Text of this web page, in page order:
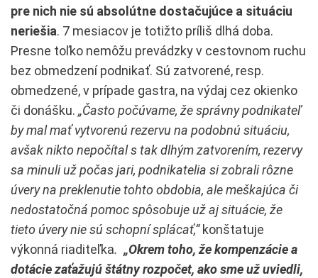
pre nich nie sú absolútne dostačujúce a situáciu
neriešia. 7 mesiacov je totižto príliš dlhá doba.
Presne toľko nemôžu prevádzky v cestovnom ruchu
bez obmedzení podnikať. Sú zatvorené, resp.
obmedzené, v prípade gastra, na výdaj cez okienko
či donášku. „Často počúvame, že správny podnikateľ
by mal mať vytvorenú rezervu na podobnú situáciu,
avšak nikto nepočítal s tak dlhým zatvorením, rezervy
sa minuli už počas jari, podnikatelia si zobrali rôzne
úvery na preklenutie tohto obdobia, ale meškajúca či
nedostatočná pomoc spôsobuje už aj situácie, že
tieto úvery nie sú schopní splácať,“ konštatuje
výkonná riaditeľka. „Okrem toho, že kompenzácie a
dotácie zaťažujú štátny rozpočet, ako sme už uviedli,